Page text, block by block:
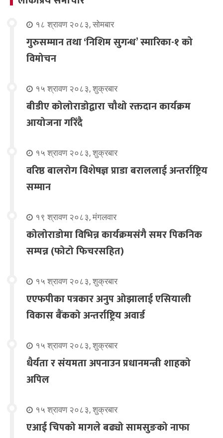
१८ श्रावण २०८३, सोमबार
गुरुसम्मान तथा ‘निशिम सुगन्ध’ स्मारिका-१ को
विमोचन
१५ श्रावण २०८३, शुक्रबार
बीडीए कोलोराडोद्वारा चौथो रक्तदान कार्यक्रम
आयोजना गरिंदै
१५ श्रावण २०८३, शुक्रबार
वरिष्ठ बालरोग विशेषज्ञ प्राडा बराललाई अन्तर्राष्ट्रिय
सम्मान
१९ श्रावण २०८३, मंगलवार
कोलोराडोमा विभिन्न कार्यक्रमसंगै समर पिकनिक
सम्पन्न (फोटो फिचरसहित)
१५ श्रावण २०८३, शुक्रबार
एएफपीका पत्रकार अनुप ओझालाई एसियाली
विकास बैंकको अन्तर्राष्ट्रिय अवार्ड
१५ श्रावण २०८३, शुक्रबार
धैर्यता र संयमता अपनाउन प्रधानमन्त्री शाहको
अपिल
१५ श्रावण २०८३, शुक्रबार
एआई चिपको मागले बढ्यो सामसुङको नाफा